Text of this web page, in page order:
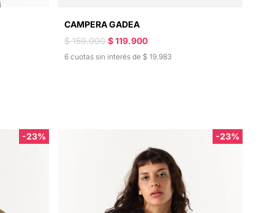
CAMPERA GADEA
$ 159.000 $ 119.900
6 cuotas sin interés de $ 19.983
-23% -23%